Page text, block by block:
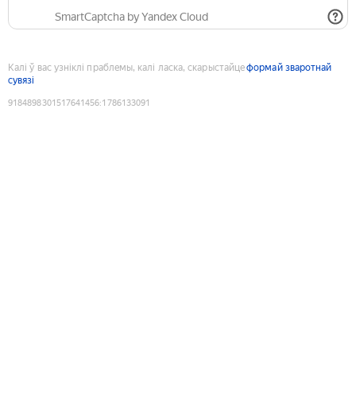
SmartCaptcha by Yandex Cloud
Калі ў вас узніклі праблемы, калі ласка, скарыстайцеформай зваротнай
сувязі
9184898301517641456:1786133091